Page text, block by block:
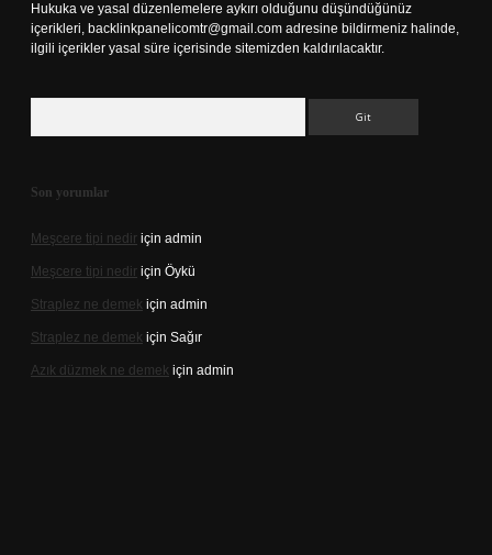
Hukuka ve yasal düzenlemelere aykırı olduğunu düşündüğünüz
içerikleri, backlinkpanelicomtr@gmail.com adresine bildirmeniz halinde,
ilgili içerikler yasal süre içerisinde sitemizden kaldırılacaktır.
Son yorumlar
Meşcere tipi nedir için admin
Meşcere tipi nedir için Öykü
Straplez ne demek için admin
Straplez ne demek için Sağır
Azık düzmek ne demek için admin